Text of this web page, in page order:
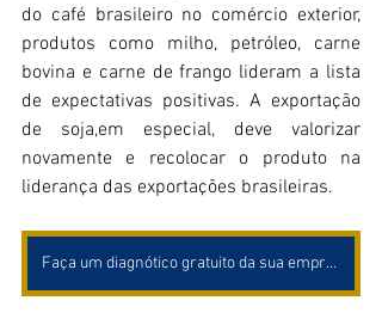
do café brasileiro no comércio exterior,
produtos como milho, petróleo, carne
bovina e carne de frango lideram a lista
de expectativas positivas. A exportação
de soja,em especial, deve valorizar
novamente e recolocar o produto na
liderança das exportações brasileiras.
Faça um diagnótico gratuito da sua empresa!